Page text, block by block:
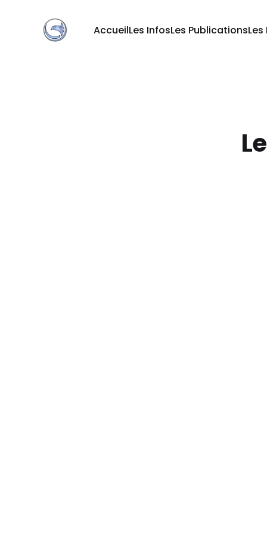
AccueilLes InfosLes Publications